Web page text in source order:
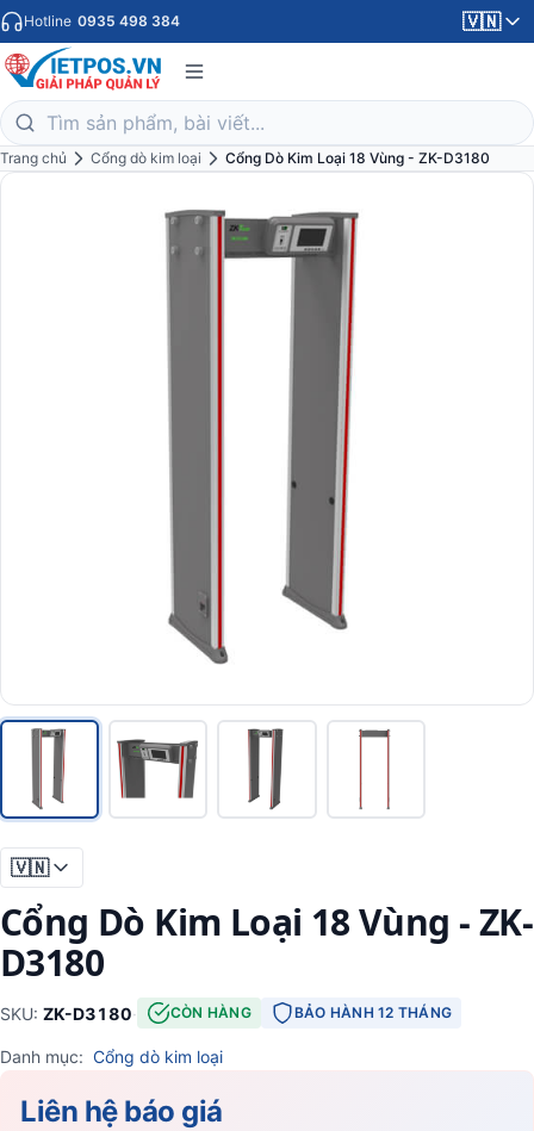
Hotline 0935 498 384 🇻🇳
Trang chủ Cổng dò kim loại Cổng Dò Kim Loại 18 Vùng - ZK-D3180
🇻🇳
Cổng Dò Kim Loại 18 Vùng - ZK-
D3180
SKU: ZK-D3180· CÒN HÀNG BẢO HÀNH 12 THÁNG
Danh mục: Cổng dò kim loại
Liên hệ báo giá